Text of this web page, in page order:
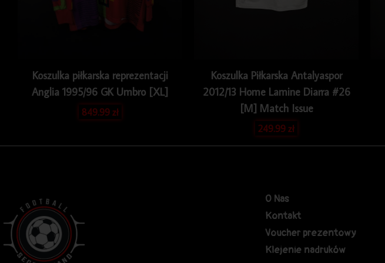
Koszulka piłkarska reprezentacji
Anglia 1995/96 GK Umbro [XL]
849.99zł
Koszulka Piłkarska Antalyaspor
2012/13 Home Lamine Diarra #26
[M] Match Issue
249.99zł
O Nas
Kontakt
Voucher prezentowy
Klejenie nadruków